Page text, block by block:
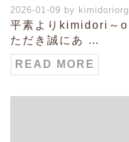
2026-01-09 by
平素よりkimidori～
ただき誠にあ …
READ MORE